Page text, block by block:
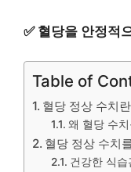
✅ 혈당을 안정적
Table of
혈당 정상 수치
왜 혈당 수
혈당 정상 수치
건강한 식습